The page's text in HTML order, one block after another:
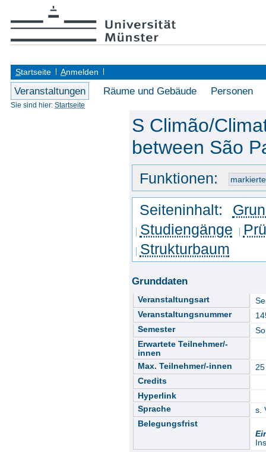
Startseite Anmelden
Veranstaltungen Räume und Gebäude Personen
Sie sind hier: Startseite
S Climão/
between São
Funktionen:
Seiteninhalt:
Studiengänge
Strukturbaum
Grunddaten
Veranstaltungsart
Veranstaltungsnummer
Semester
Erwartete Teilnehmer/-
innen
Max. Teilnehmer/-innen
25
Credits
Hyperlink
Sprache
s.
Belegungsfrist